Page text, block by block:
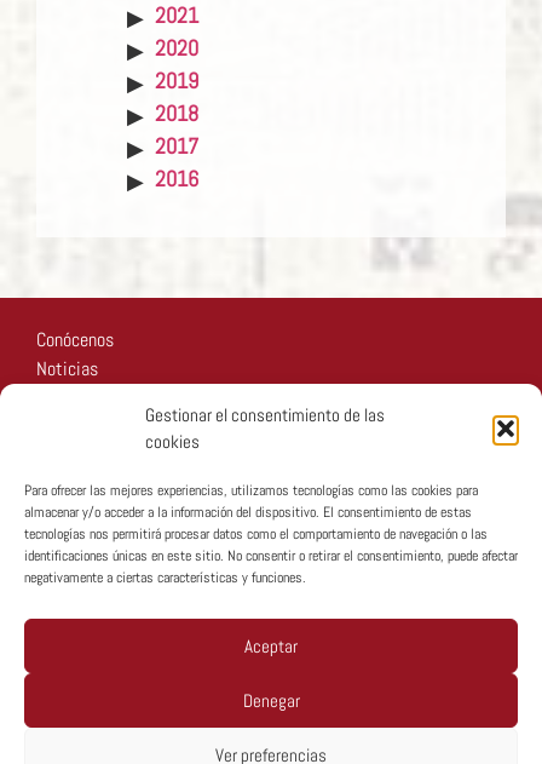
Gestionar el consentimiento de las
cookies
Para ofrecer las mejores experiencias, utilizamos tecnologías como las cookies para
almacenar y/o acceder a la información del dispositivo. El consentimiento de estas
tecnologías nos permitirá procesar datos como el comportamiento de navegación o las
identificaciones únicas en este sitio. No consentir o retirar el consentimiento, puede afectar
negativamente a ciertas características y funciones.
Aceptar
Denegar
Ver preferencias
2021
2020
2019
2018
2017
2016
Conócenos
Noticias
Copyright © MTA España 2026
Política De Privacidad